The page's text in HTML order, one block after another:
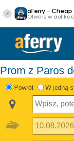
aFerry -
Otwórz w
Prom z Paros
Powrót W jedną